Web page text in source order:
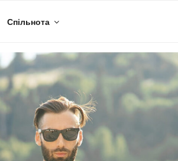
Спільнота